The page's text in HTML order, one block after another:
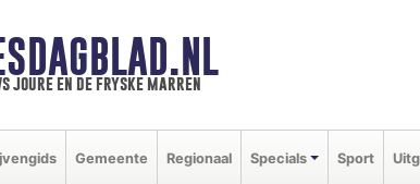
joure en de fryske marren
Gemeente Regionaal Specials Sport